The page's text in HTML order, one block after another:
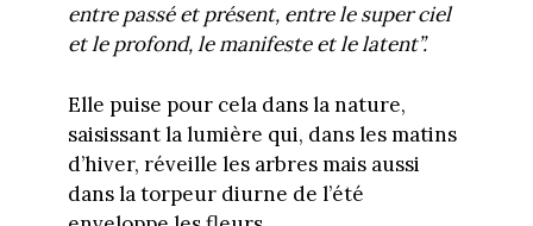
entre passé et présent, entre le super ciel
et le profond, le manifeste et le latent”.
Elle puise pour cela dans la nature,
saisissant la lumière qui, dans les matins
d’hiver, réveille les arbres mais aussi
dans la torpeur diurne de l’été